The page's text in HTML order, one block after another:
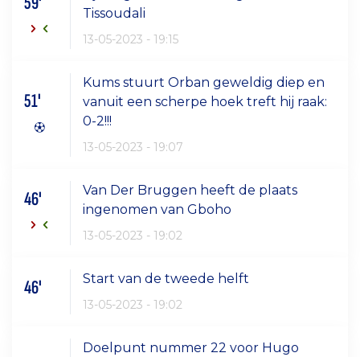
Tissoudali
13-05-2023 - 19:15
51'
Kums stuurt Orban geweldig diep en
vanuit een scherpe hoek treft hij raak:
0-2!!!
13-05-2023 - 19:07
46'
Van Der Bruggen heeft de plaats
ingenomen van Gboho
13-05-2023 - 19:02
46' Start van de tweede helft
13-05-2023 - 19:02
Doelpunt nummer 22 voor Hugo